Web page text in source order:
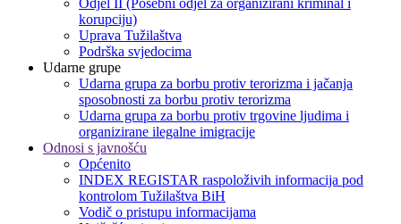
Odjel II (Posebni odjel za organizirani kriminal i
korupciju)
Uprava Tužilaštva
Podrška svjedocima
Udarne grupe
Udarna grupa za borbu protiv terorizma i jačanja
sposobnosti za borbu protiv terorizma
Udarna grupa za borbu protiv trgovine ljudima i
organizirane ilegalne imigracije
Odnosi s javnošću
Općenito
INDEX REGISTAR raspoloživih informacija pod
kontrolom Tužilaštva BiH
Vodič o pristupu informacijama